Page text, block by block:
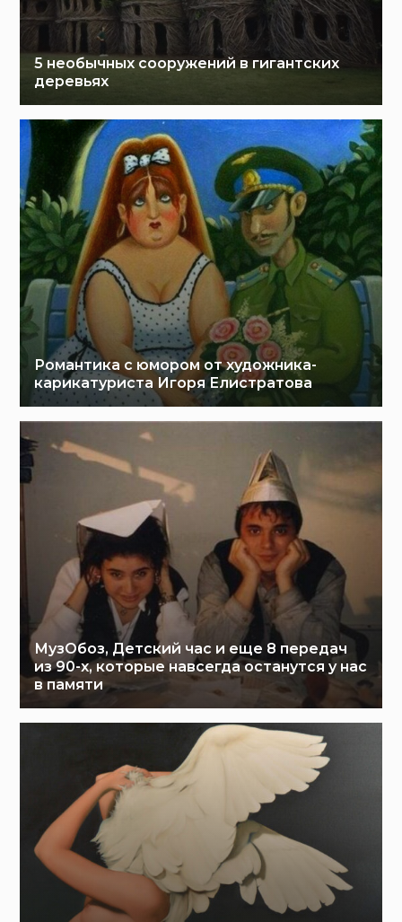
5 необычных сооружений в гигантских
деревьях
Романтика с юмором от художника-
карикатуриста Игоря Елистратова
МузОбоз, Детский час и еще 8 передач
из 90-х, которые навсегда останутся у нас
в памяти